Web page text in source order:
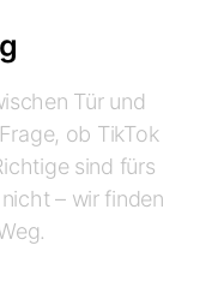
Tür und
ob TikTok
sind fürs
– wir finden